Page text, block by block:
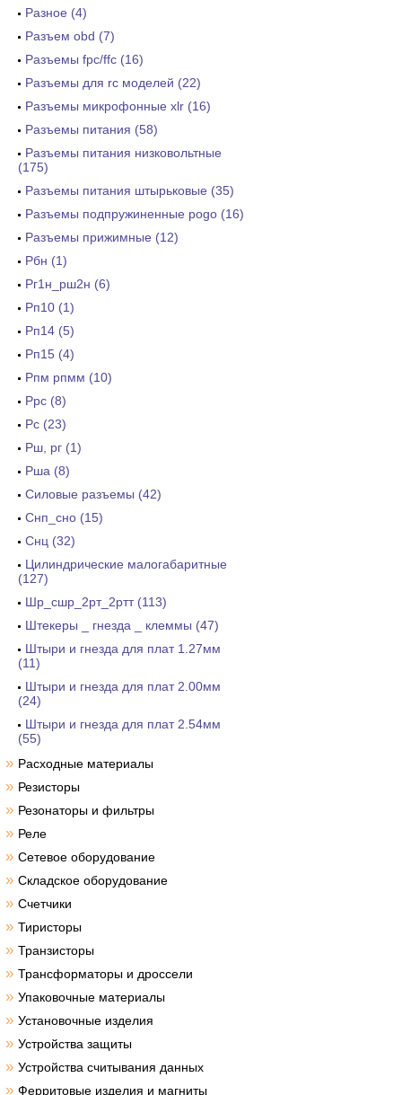
Разное (4)
Разъем obd (7)
Разъемы fpc/ffc (16)
Разъемы для rc моделей (22)
Разъемы микрофонные xlr (16)
Разъемы питания (58)
Разъемы питания низковольтные
(175)
Разъемы питания штырьковые (35)
Разъемы подпружиненные pogo (16)
Разъемы прижимные (12)
Рбн (1)
Рг1н_рш2н (6)
Рп10 (1)
Рп14 (5)
Рп15 (4)
Рпм рпмм (10)
Ррс (8)
Рс (23)
Рш, рг (1)
Рша (8)
Силовые разъемы (42)
Снп_сно (15)
Снц (32)
Цилиндрические малогабаритные
(127)
Шр_сшр_2рт_2ртт (113)
Штекеры _ гнезда _ клеммы (47)
Штыри и гнезда для плат 1.27мм
(11)
Штыри и гнезда для плат 2.00мм
(24)
Штыри и гнезда для плат 2.54мм
(55)
» Расходные материалы
» Резисторы
» Резонаторы и фильтры
» Реле
» Сетевое оборудование
» Складское оборудование
» Счетчики
» Тиристоры
» Транзисторы
» Трансформаторы и дроссели
» Упаковочные материалы
» Установочные изделия
» Устройства защиты
» Устройства считывания данных
» Ферритовые изделия и магниты